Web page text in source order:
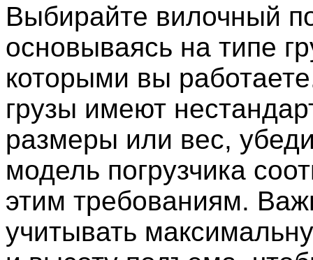
Выбирайте вилочный
основываясь на типе
которыми вы
грузы имеют
размеры или вес,
модель погрузчика
этим требованиям.
учитывать